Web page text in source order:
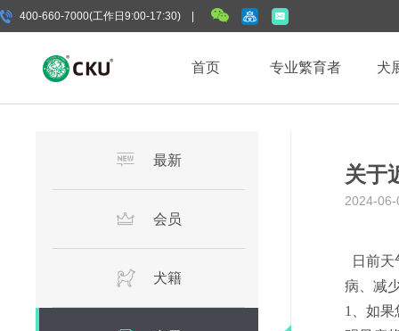
400-660-7000(工作日9:00-17:30) |
首页 专业繁育者 犬
最新
会员
犬籍
关于
2024-
日前天
病、减
1、如